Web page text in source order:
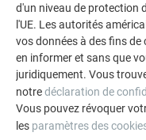
SIÈGE DE L’ENTREPRISE
Sainte Croix en Plaine
NUMÉRO AU REGISTRE DES
790 381 222
d'un niveau de protection
l'UE. Les autorités
vos données à des fins
en informer et sans que
juridiquement. Vous
notredéclaration de
Vous pouvez révoquer
les paramètres des